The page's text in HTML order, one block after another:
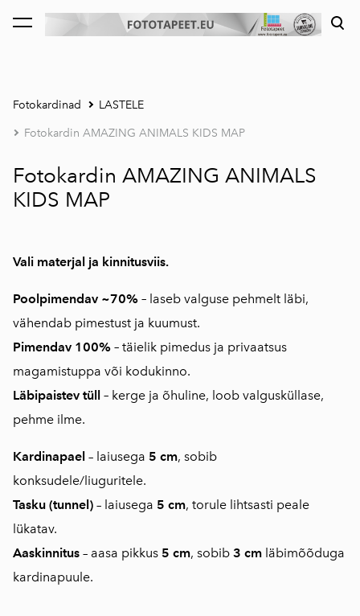
lisati ostukorvi. Vaata ostukorvi
Fotokardinad LASTELE
Fotokardin AMAZING ANIMALS KIDS MAP
Fotokardin AMAZING ANIMALS
KIDS MAP
Vali materjal ja kinnitusviis.
Poolpimendav ~70% – laseb valguse pehmelt läbi,
vähendab pimestust ja kuumust.
Pimendav 100% – täielik pimedus ja privaatsus
magamistuppa või kodukinno.
Läbipaistev tüll – kerge ja õhuline, loob valgusküllase,
pehme ilme.
Kardinapael – laiusega 5 cm, sobib
konksudele/liuguritele.
Tasku (tunnel) – laiusega 5 cm, torule lihtsasti peale
lükatav.
Aaskinnitus – aasa pikkus 5 cm, sobib 3 cm läbimõõduga
kardinapuule.